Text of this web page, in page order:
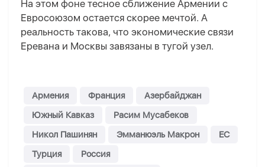
На этом фоне тесное сближение Армении с
Евросоюзом остается скорее мечтой. А
реальность такова, что экономические связи
Еревана и Москвы завязаны в тугой узел.
Армения Франция
Азербайджан
Южный Кавказ
Расим Мусабеков
Никол Пашинян
Эмманюэль Макрон
ЕС
Турция
Россия